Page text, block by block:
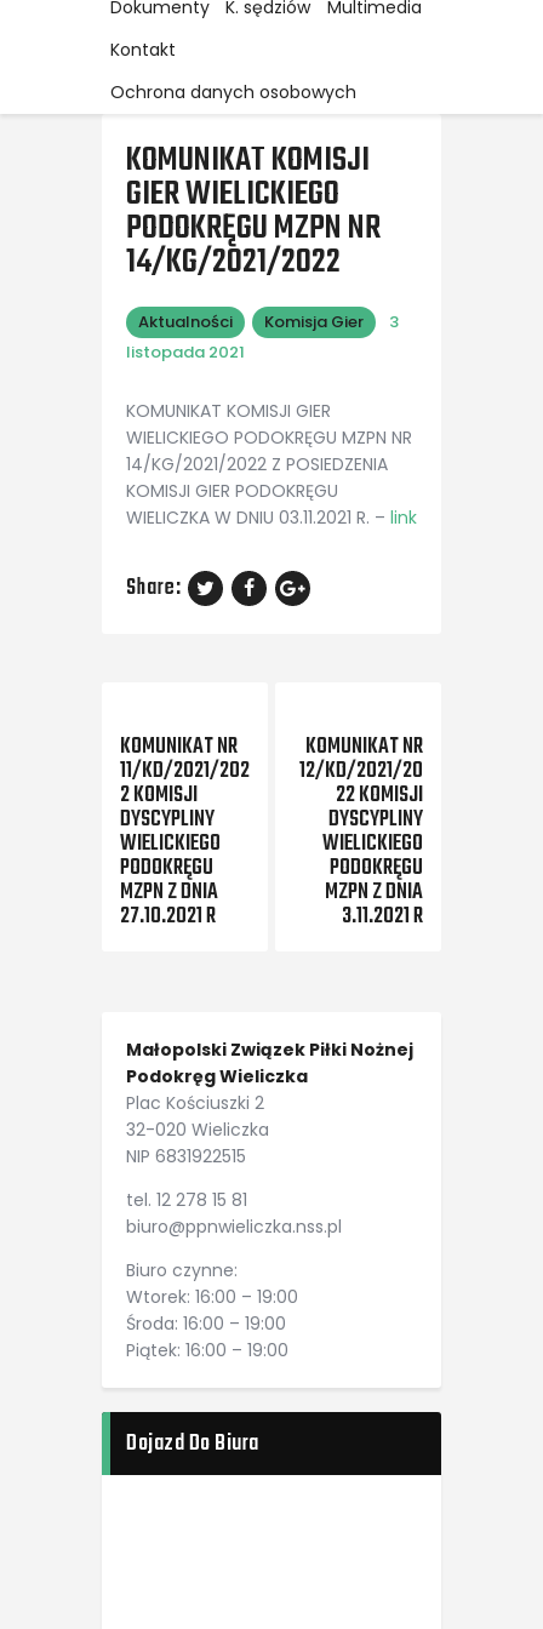
Dokumenty
K. sędziów
Multimedia
Kontakt
Ochrona danych osobowych
KOMUNIKAT KOMISJI
GIER WIELICKIEGO
PODOKRĘGU MZPN NR
14/KG/2021/2022
Aktualności Komisja Gier
3
listopada 2021
KOMUNIKAT KOMISJI GIER
WIELICKIEGO PODOKRĘGU MZPN NR
14/KG/2021/2022 Z POSIEDZENIA
KOMISJI GIER PODOKRĘGU
WIELICZKA W DNIU 03.11.2021 R. – link
Share:
KOMUNIKAT NR
11/KD/2021/202
2 KOMISJI
DYSCYPLINY
WIELICKIEGO
PODOKRĘGU
MZPN Z DNIA
27.10.2021 R
KOMUNIKAT NR
12/KD/2021/20
22 KOMISJI
DYSCYPLINY
WIELICKIEGO
PODOKRĘGU
MZPN Z DNIA
3.11.2021 R
Małopolski Związek Piłki Nożnej
Podokręg Wieliczka
Plac Kościuszki 2
32-020 Wieliczka
NIP 6831922515
tel. 12 278 15 81
biuro@ppnwieliczka.nss.pl
Biuro czynne:
Wtorek: 16:00 – 19:00
Środa: 16:00 – 19:00
Piątek: 16:00 – 19:00
Dojazd Do Biura